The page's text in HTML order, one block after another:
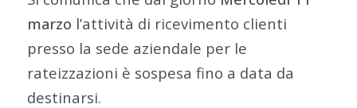
marzo l’attività di ricevimento clienti
presso la sede aziendale per le
rateizzazioni è sospesa fino a data da
destinarsi.